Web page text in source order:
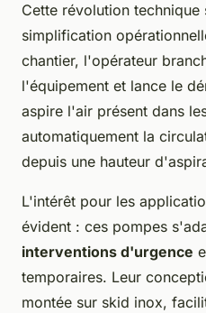
Cette révolution technique
simplification
chantier, l'opérateur
l'équipement et lance le
aspire l'air présent dans
automatiquement la
depuis une hauteur
L'intérêt pour les
évident : ces pompes
interventions d'urgence
temporaires. Leur
montée sur skid inox,